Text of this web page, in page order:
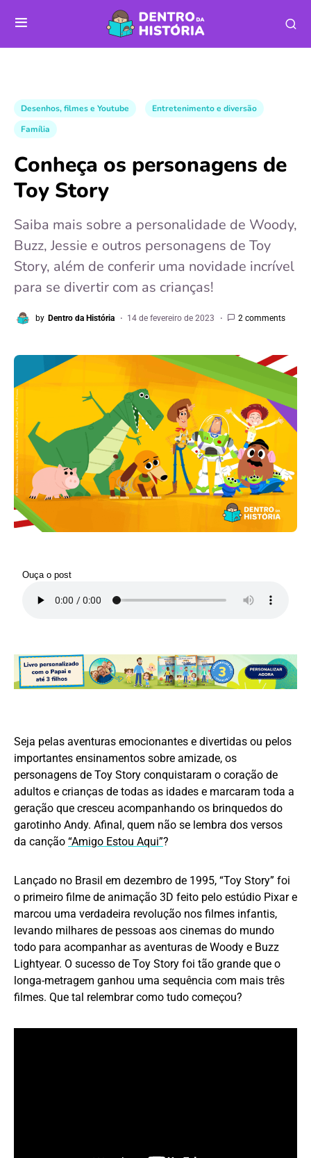
Desenhos, filmes e Youtube
Entretenimento e diversão
Família
Conheça os personagens de
Toy Story
Saiba mais sobre a personalidade de Woody,
Buzz, Jessie e outros personagens de Toy
Story, além de conferir uma novidade incrível
para se divertir com as crianças!
by Dentro da História 14 de fevereiro de 2023 2 comments
Ouça o post
Seja pelas aventuras emocionantes e divertidas ou pelos
importantes ensinamentos sobre amizade, os
personagens de Toy Story conquistaram o coração de
adultos e crianças de todas as idades e marcaram toda a
geração que cresceu acompanhando os brinquedos do
garotinho Andy. Afinal, quem não se lembra dos versos
da canção “Amigo Estou Aqui”?
Lançado no Brasil em dezembro de 1995, “Toy Story” foi
o primeiro filme de animação 3D feito pelo estúdio Pixar e
marcou uma verdadeira revolução nos filmes infantis,
levando milhares de pessoas aos cinemas do mundo
todo para acompanhar as aventuras de Woody e Buzz
Lightyear. O sucesso de Toy Story foi tão grande que o
longa-metragem ganhou uma sequência com mais três
filmes. Que tal relembrar como tudo começou?